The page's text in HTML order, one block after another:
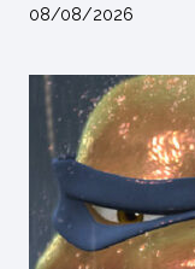
08/08/2026